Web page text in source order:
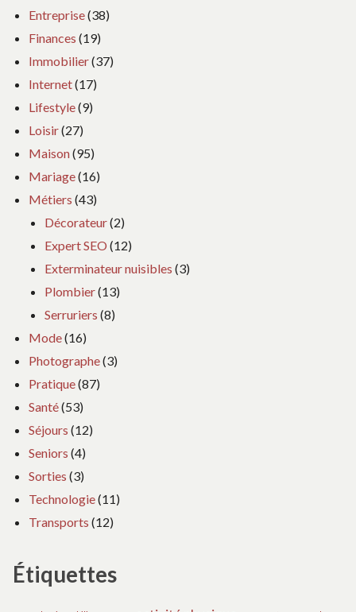
Entreprise(38)
Finances (19)
Immobilier(37)
Internet(17)
Lifestyle(9)
Loisir(27)
Maison(95)
Mariage(16)
Métiers (43)
Décorateur(2)
Expert SEO (12)
Exterminateur nuisibles (3)
Plombier(13)
Serruriers (8)
Mode(16)
Photographe(3)
Pratique(87)
Santé(53)
Séjours (12)
Seniors (4)
Sorties (3)
Technologie(11)
Transports (12)
Étiquettes